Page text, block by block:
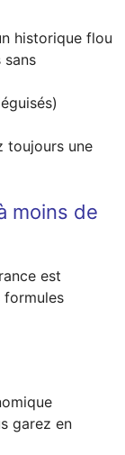
historique flou
sans
toujours une
moins de
est
formules
garez en